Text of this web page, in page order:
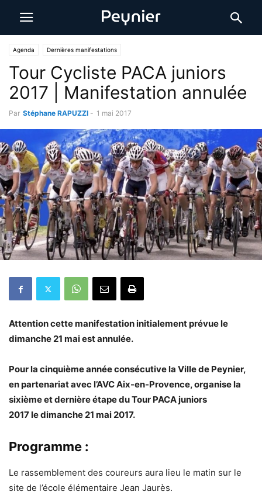
Agenda Dernières manifestations
Tour Cycliste PACA juniors
2017 | Manifestation annulée
Par Stéphane RAPUZZI - 1 mai 2017
Attention cette manifestation initialement prévue le
dimanche 21 mai est annulée.
Pour la cinquième année consécutive la Ville de Peynier,
en partenariat avec l’AVC Aix-en-Provence, organise la
sixième et dernière étape du Tour PACA juniors
2017le dimanche 21 mai 2017.
Programme :
Le rassemblement des coureurs aura lieu le matin sur le
site de l’école élémentaire Jean Jaurès.